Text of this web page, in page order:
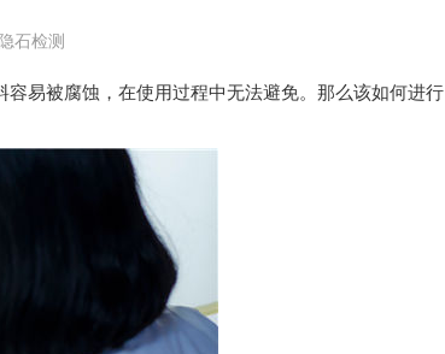
石检测
易被腐蚀，在使用过程中无法避免。那么该如何进行